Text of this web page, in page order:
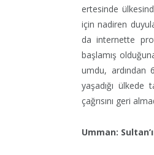
ertesinde
için nadiren
da internette
başlamış
umdu, ardından
yaşadığı ülkede
çağrısını geri
Umman: